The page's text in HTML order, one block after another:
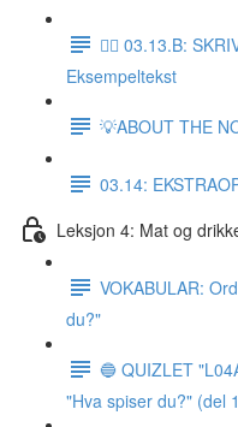
✍🏼 03.13.B:
Eksempeltekst
💡ABOUT THE
03.14:
Leksjon 4: Mat og
VOKABULAR:
du?"
🔵 QUIZLET
"Hva spiser du?" (del